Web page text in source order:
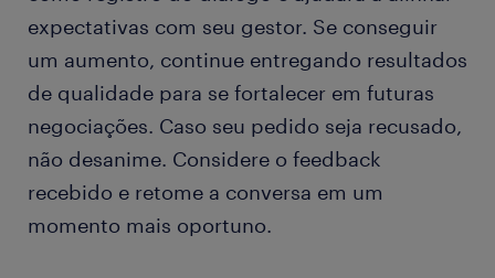
expectativas com seu gestor. Se conseguir
um aumento, continue entregando resultados
de qualidade para se fortalecer em futuras
negociações. Caso seu pedido seja recusado,
não desanime. Considere o feedback
recebido e retome a conversa em um
momento mais oportuno.